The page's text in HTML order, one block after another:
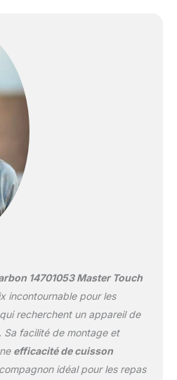
14701053 Master Touch
incontournable pour les
recherchent un appareil de
facilité de montage et
efficacité de cuisson
idéal pour les repas